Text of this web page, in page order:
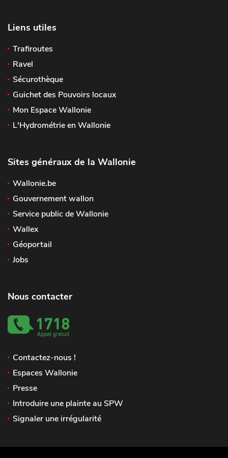
Liens utiles
Trafiroutes
Ravel
Sécurothèque
Guichet des Pouvoirs locaux
Mon Espace Wallonie
L'Hydrométrie en Wallonie
Sites généraux de la Wallonie
Wallonie.be
Gouvernement wallon
Service public de Wallonie
Wallex
Géoportail
Jobs
Nous contacter
Contactez-nous !
Espaces Wallonie
Presse
Introduire une plainte au SPW
Signaler une irrégularité